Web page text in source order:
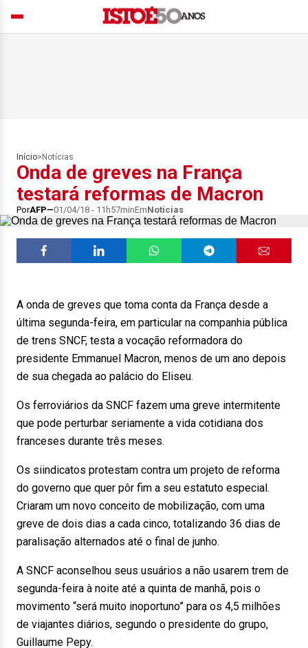
Início> Notícias
Onda de greves na França
testará reformas de Macron
PorAFP 01/04/18 - 11h57minEmNotícias
A onda de greves que toma conta da França desde a
última segunda-feira, em particular na companhia pública
de trens SNCF, testa a vocação reformadora do
presidente Emmanuel Macron, menos de um ano depois
de sua chegada ao palácio do Eliseu.
Os ferroviários da SNCF fazem uma greve intermitente
que pode perturbar seriamente a vida cotidiana dos
franceses durante três meses.
Os siindicatos protestam contra um projeto de reforma
do governo que quer pôr fim a seu estatuto especial.
Criaram um novo conceito de mobilização, com uma
greve de dois dias a cada cinco, totalizando 36 dias de
paralisação alternados até o final de junho.
A SNCF aconselhou seus usuários a não usarem trem de
segunda-feira à noite até a quinta de manhã, pois o
movimento “será muito inoportuno” para os 4,5 milhões
de viajantes diários, segundo o presidente do grupo,
Guillaume Pepy.